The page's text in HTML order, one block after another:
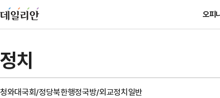
오피
정치
청와대국회/정당북한행정국방/외교정치일반